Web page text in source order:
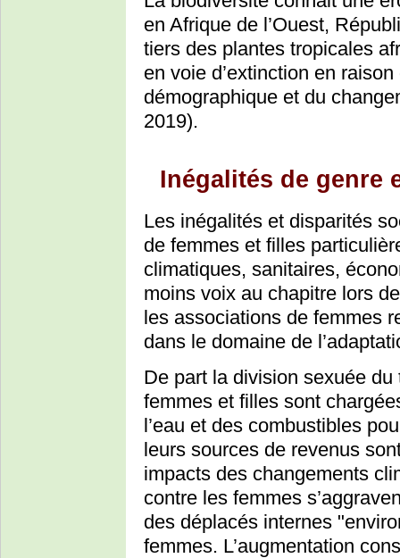
en Afrique de l’Ouest,
tiers des plantes tropicales
en voie d’extinction en
démographique et du
2019).
Inégalités de genre
Les inégalités et disparités
de femmes et filles
climatiques, sanitaires,
moins voix au chapitre lors
les associations de femmes
dans le domaine de
De part la division sexuée
femmes et filles sont
l’eau et des combustibles
leurs sources de revenus
impacts des changements
contre les femmes
des déplacés internes
femmes. L’augmentation